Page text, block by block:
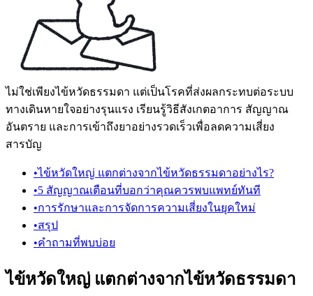
ไม่ใช่เพียงไข้หวัดธรรมดา แต่เป็นโรคที่ส่งผลกระทบต่อระบบ
ทางเดินหายใจอย่างรุนแรง เรียนรู้วิธีสังเกตอาการ สัญญาณ
อันตราย และการเข้าถึงยาอย่างรวดเร็วเพื่อลดความเสี่ยง
สารบัญ
•ไข้หวัดใหญ่ แตกต่างจากไข้หวัดธรรมดาอย่างไร?
•5 สัญญาณเตือนที่บอกว่าคุณควรพบแพทย์ทันที
•การรักษาและการจัดการความเสี่ยงในยุคใหม่
•สรุป
•คำถามที่พบบ่อย
ไข้หวัดใหญ่ แตกต่างจากไข้หวัดธรรมดา